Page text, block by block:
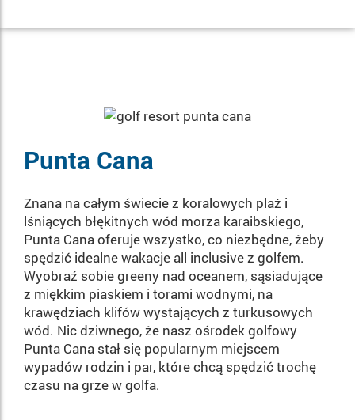
Punta Cana
Znana na całym świecie z koralowych plaż i
lśniących błękitnych wód morza karaibskiego,
Punta Cana oferuje wszystko, co niezbędne, żeby
spędzić idealne wakacje all inclusive z golfem.
Wyobraź sobie greeny nad oceanem, sąsiadujące
z miękkim piaskiem i torami wodnymi, na
krawędziach klifów wystających z turkusowych
wód. Nic dziwnego, że nasz ośrodek golfowy
Punta Cana stał się popularnym miejscem
wypadów rodzin i par, które chcą spędzić trochę
czasu na grze w golfa.